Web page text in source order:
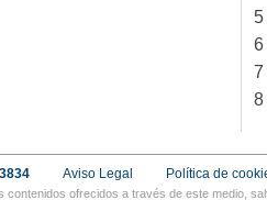
5
6
7
8
Aviso Legal Política de
contenidos ofrecidos a través de este medio,